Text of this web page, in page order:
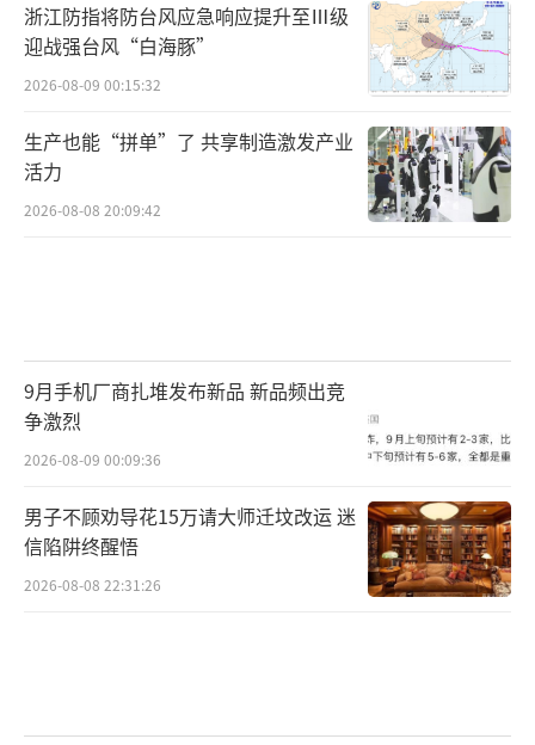
浙江防指将防台风应急响应提升至Ⅲ级
迎战强台风“白海豚”
2026-08-09 00:15:32
生产也能“拼单”了 共享制造激发产业
活力
2026-08-08 20:09:42
9月手机厂商扎堆发布新品 新品频出竞
争激烈
2026-08-09 00:09:36
男子不顾劝导花15万请大师迁坟改运 迷
信陷阱终醒悟
2026-08-08 22:31:26